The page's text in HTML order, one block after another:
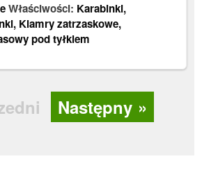
Właściwości: Karabinki,
, Klamry zatrzaskowe,
pod tyłkiem
Następny